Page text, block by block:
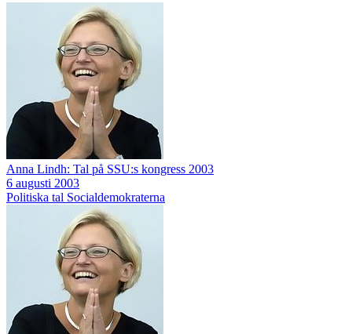
Anna Lindh: Tal på SSU:s kongress 2003
6 augusti 2003
Politiska tal Socialdemokraterna